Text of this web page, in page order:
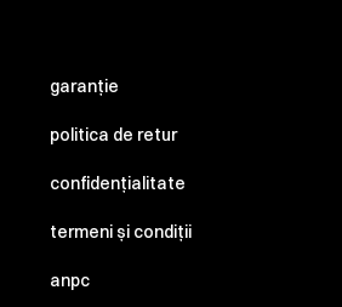
garanție
politica de retur
confidențialitate
termeni și condiții
anpc